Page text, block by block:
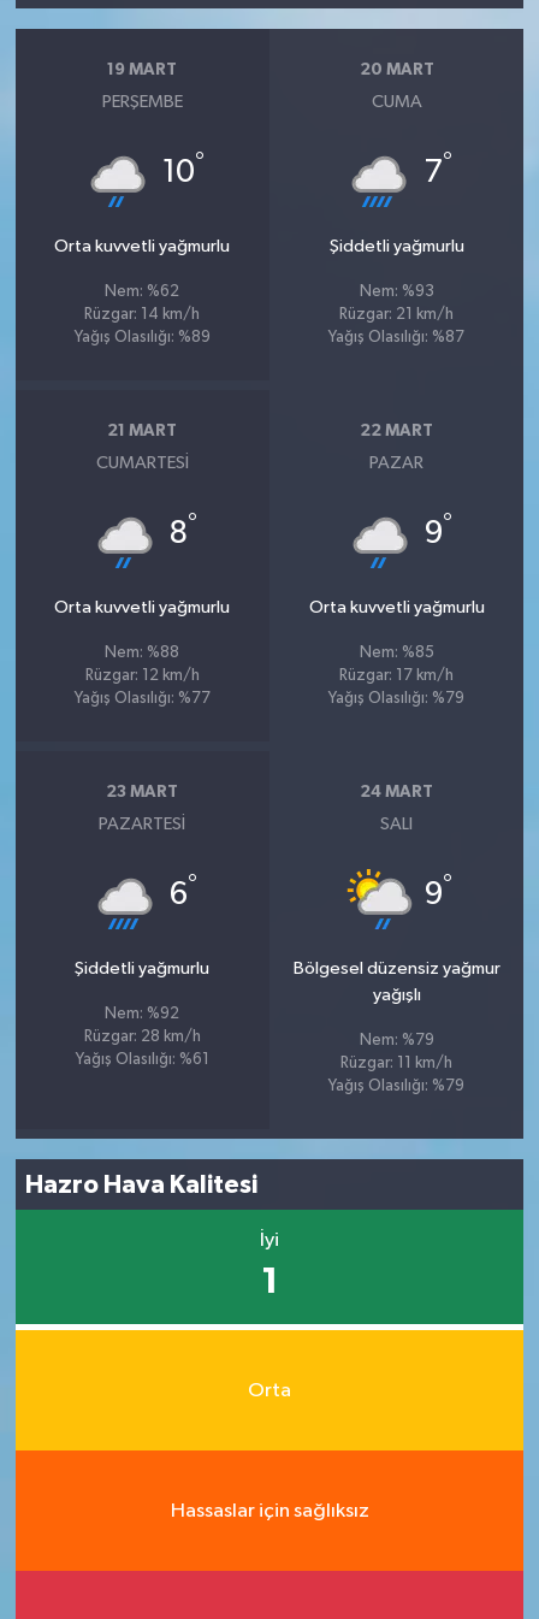
19 MART
PERŞEMBE
10°
Orta kuvvetli yağmurlu
Nem: %62
Rüzgar: 14 km/h
Yağış Olasılığı: %89
20 MART
CUMA
7°
Şiddetli yağmurlu
Nem: %93
Rüzgar: 21 km/h
Yağış Olasılığı: %87
21 MART
CUMARTESI
8°
Orta kuvvetli yağmurlu
Nem: %88
Rüzgar: 12 km/h
Yağış Olasılığı: %77
22 MART
PAZAR
9°
Orta kuvvetli yağmurlu
Nem: %85
Rüzgar: 17 km/h
Yağış Olasılığı: %79
23 MART
PAZARTESI
6°
Şiddetli yağmurlu
Nem: %92
Rüzgar: 28 km/h
Yağış Olasılığı: %61
24 MART
SALI
9°
Bölgesel düzensiz yağmur
yağışlı
Nem: %79
Rüzgar: 11 km/h
Yağış Olasılığı: %79
Hazro Hava Kalitesi
İyi
1
Orta
Hassaslar için sağlıksız